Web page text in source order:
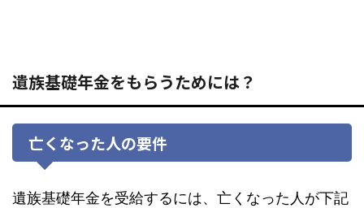
遺族基礎年金をもらうためには？
亡くなった人の要件
遺族基礎年金を受給するには、亡くなった人が下記